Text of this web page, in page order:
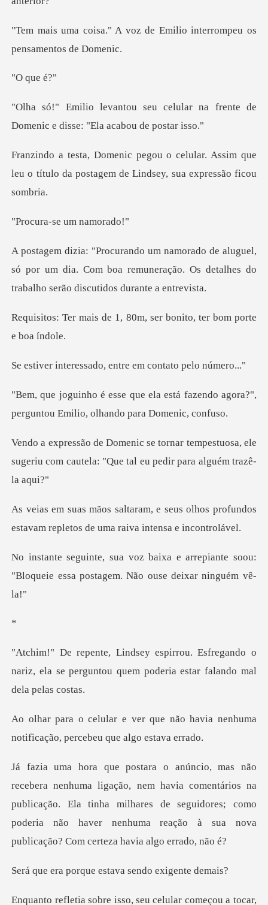
oz de Emilio interrompeu
que
elular na frente de
Domenic e di
ar. Assim que
leu o título da postagem d
-se um n
l,
só por um dia. Com boa remuneração. Os detalhes
1, 80m, ser bonito, ter
sado, entre em con
stá fazendo agora?",
perguntou Emil
empestuosa, ele
sugeriu com cautela: "Qu
us olhos profundos
estavam repletos
arrepiante soou:
"Bloqueie essa post
fregando o
nariz, ela se perguntou quem po
e não havia nenhuma
notificação,
via comentários na
publicação. Ela tinha milhares de seguidores; como
poderia não
que estava sendo
seu celular começou a tocar,